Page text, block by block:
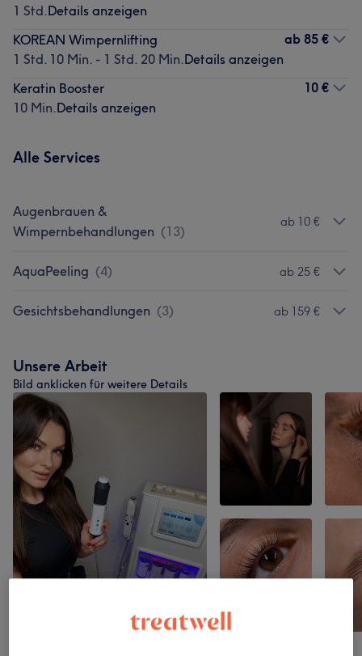
1 Std.Details anzeigen
KOREAN Wimpernlifting
1 Std. 10 Min. - 1 Std. 20 Min.Details anzeigen
ab 85 €
Keratin Booster
10 Min.Details anzeigen
10 €
Alle Services
Augenbrauen &
Wimpernbehandlungen (13)
ab 10 €
AquaPeeling (4) ab 25 €
Gesichtsbehandlungen (3) ab 159 €
Unsere Arbeit
Bild anklicken für weitere Details